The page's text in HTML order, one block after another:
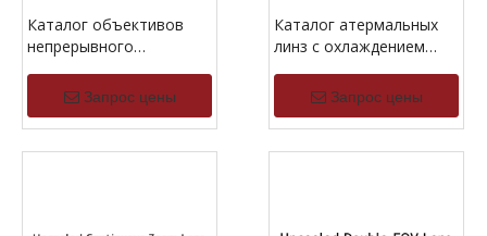
Каталог объективов
непрерывного
охлаждением MWIR
Запрос цены
Каталог атермальных
линз с охлаждением
Запрос цены